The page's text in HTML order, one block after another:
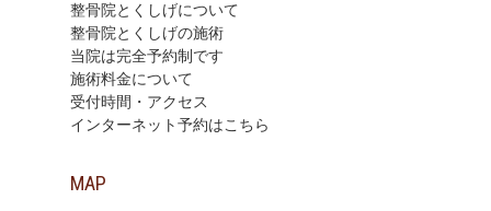
整骨院とくしげについて
整骨院とくしげの施術
当院は完全予約制です
施術料金について
受付時間・アクセス
インターネット予約はこちら
MAP